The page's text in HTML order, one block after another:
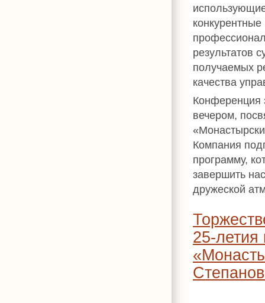
результатов
получаемых
качества
Конференция
вечером,
Компания
программу,
завершить
дружеской
Торжественный приём в честь
25-летия